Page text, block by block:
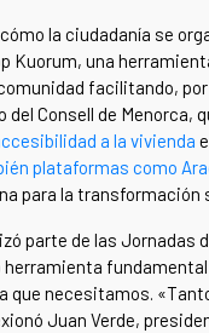
la ciudadanía se
Kuorum, una
facilitando,
Consell de Menorca,
a la vivienda
plataformas como
para la transformación
parte de las Jornadas
que necesitamos.
Juan Verde,